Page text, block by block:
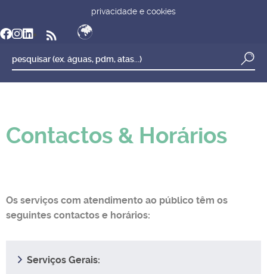
privacidade e cookies
Contactos & Horários
Os serviços com atendimento ao público têm os
seguintes contactos e horários:
Serviços Gerais: